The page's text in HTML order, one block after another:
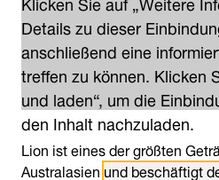
Details zu dieser
anschließend eine
treffen zu können. Klicken
und laden“, um die
den Inhalt nachzuladen.
Lion ist eines der größten
Australasien und beschäftigt